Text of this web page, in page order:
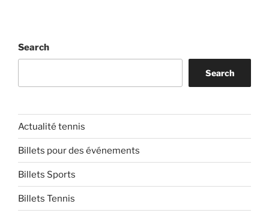
Search
Search
Actualité tennis
Billets pour des événements
Billets Sports
Billets Tennis